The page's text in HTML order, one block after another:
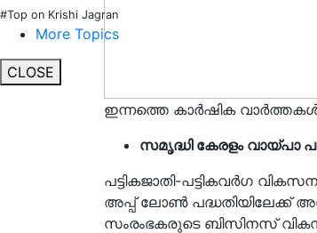
#Top on Krishi Jagran
More Topics
CLOSE
ഇന്നത്തെ കാർഷിക വാർത്തകൾ
സമൃദ്ധി കേരളം വായ്പാ
പട്ടികജാതി-പട്ടികവര്‍ഗ
അപ്പ് ലോണ്‍ പദ്ധതിയിലേക്ക്
സംരംഭകരുടെ ബിസിനസ്